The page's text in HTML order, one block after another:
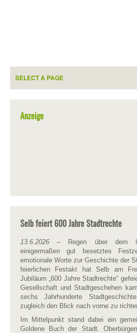
Anzeige
Selb feiert 600 Jahre Stadtrechte
13.6.2026 – Regen über dem
einigermaßen gut besetztes
emotionale Worte zur Geschichte der
feierlichen Festakt hat Selb am
Jubiläum „600 Jahre Stadtrechte“
Gesellschaft und Stadtgeschehen
sechs Jahrhunderte
zugleich den Blick nach vorne zu
Im Mittelpunkt stand dabei ein
Goldene Buch der Stadt.